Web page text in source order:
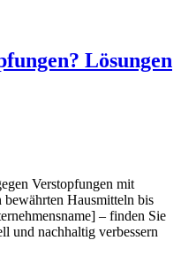
Lösungen
Verstopfungen mit
bewährten Hausmitteln bis
– finden Sie
und nachhaltig verbessern